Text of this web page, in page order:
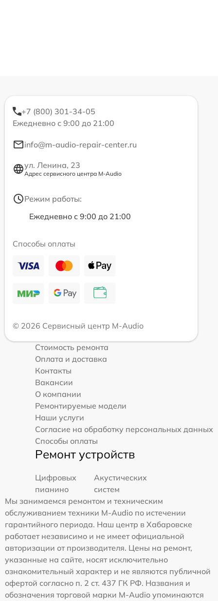
+7 (800) 301-34-05
Ежедневно с 9:00 до 21:00
info@m-audio-repair-center.ru
ул. Ленина, 23
Адрес сервисного центра M-Audio
Режим работы:
Ежедневно с 9:00 до 21:00
Способы оплаты
© 2026 Сервисный центр M-Audio
Стоимость ремонта
Оплата и доставка
Контакты
Вакансии
О компании
Ремонтируемые модели
Наши услуги
Согласие на обработку персональных данных
Способы оплаты
Ремонт устройств
Цифровых
пианино
Акустических
систем
Мы занимаемся ремонтом и техническим
обслуживанием техники M-Audio по истечении
гарантийного периода. Наш центр в Хабаровске
работает независимо и не имеет официальной
авторизации от производителя. Цены на ремонт,
указанные на сайте, носят исключительно
ознакомительный характер и не являются публичной
офертой согласно п. 2 ст. 437 ГК РФ. Названия и
обозначения торговой марки M-Audio упоминаются